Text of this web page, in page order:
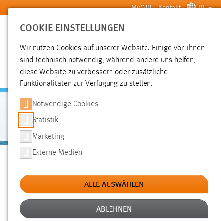
Zum Hauptinhalt springen MyOTH Kontakt DE
SUCHE
JETZT BEWERBEN
AUSLANDSBLOG ZUGVÖGEL
Sie sind hier:
International Wege ins Ausland
ZUGVÖGEL
ÜBER DEN BLOG
COOKIE EINSTELLUNGEN
Wir nutzen Cookies auf unserer Website. Einige von ihnen
sind technisch notwendig, während andere uns helfen,
diese Website zu verbessern oder zusätzliche
Funktionalitäten zur Verfügung zu stellen.
Notwendige Cookies
Statistik
Marketing
Externe Medien
ALLE AUSWÄHLEN
ABLEHNEN